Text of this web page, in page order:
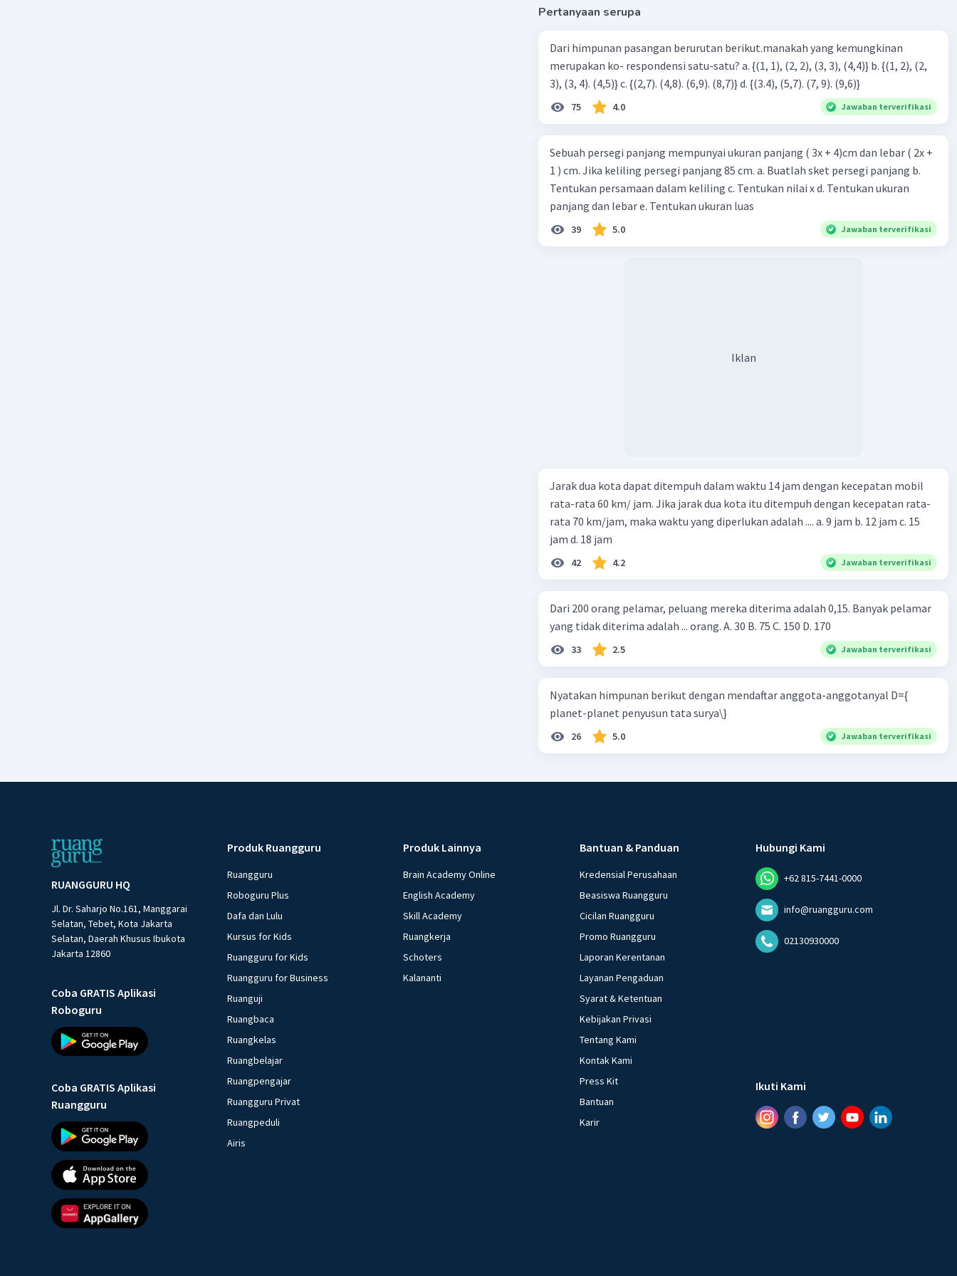
Rata-rata = Total tinggi badan 24 orang / Jumlah orang
Jadi, tinggi badan rata-rata dari 24 orang jika mereka digabungkan
adalah 147,25 cm.
Jawabannya adalah A. 147,25 cm.
Beri Rating Balas
Pertanyaan serupa
Dari himpunan pasangan berurutan berikut.manakah yang kemungkinan
merupakan ko- respondensi satu-satu? a. {(1, 1), (2, 2), (3, 3), (4,4)} b. {(1, 2), (2,
3), (3, 4). (4,5)} c. {(2,7). (4,8). (6,9). (8,7)} d. {(3.4), (5,7). (7, 9). (9,6)}
75 4.0 Jawaban terverifikasi
Sebuah persegi panjang mempunyai ukuran panjang ( 3x + 4)cm dan lebar ( 2x +
1 ) cm. Jika keliling persegi panjang 85 cm. a. Buatlah sket persegi panjang b.
Tentukan persamaan dalam keliling c. Tentukan nilai x d. Tentukan ukuran
panjang dan lebar e. Tentukan ukuran luas
39 5.0 Jawaban terverifikasi
Iklan
Jarak dua kota dapat ditempuh dalam waktu 14 jam dengan kecepatan mobil
rata-rata 60 km/ jam. Jika jarak dua kota itu ditempuh dengan kecepatan rata-
rata 70 km/jam, maka waktu yang diperlukan adalah .... a. 9 jam b. 12 jam c. 15
jam d. 18 jam
42 4.2 Jawaban terverifikasi
Dari 200 orang pelamar, peluang mereka diterima adalah 0,15. Banyak pelamar
yang tidak diterima adalah ... orang. A. 30 B. 75 C. 150 D. 170
33 2.5 Jawaban terverifikasi
Nyatakan himpunan berikut dengan mendaftar anggota-anggotanyal D={
planet-planet penyusun tata surya\}
26 5.0 Jawaban terverifikasi
RUANGGURU HQ
Jl. Dr. Saharjo No.161, Manggarai
Selatan, Tebet, Kota Jakarta
Selatan, Daerah Khusus Ibukota
Jakarta 12860
Coba GRATIS Aplikasi
Roboguru
Coba GRATIS Aplikasi
Ruangguru
Produk Ruangguru
Ruangguru
Roboguru Plus
Dafa dan Lulu
Kursus for Kids
Ruangguru for Kids
Ruangguru for Business
Ruanguji
Ruangbaca
Ruangkelas
Ruangbelajar
Ruangpengajar
Ruangguru Privat
Ruangpeduli
Airis
Produk Lainnya
Brain Academy Online
English Academy
Skill Academy
Ruangkerja
Schoters
Kalananti
Bantuan & Panduan
Kredensial Perusahaan
Beasiswa Ruangguru
Cicilan Ruangguru
Promo Ruangguru
Laporan Kerentanan
Layanan Pengaduan
Syarat & Ketentuan
Kebijakan Privasi
Tentang Kami
Kontak Kami
Press Kit
Bantuan
Karir
Hubungi Kami
+62 815-7441-0000
info@ruangguru.com
02130930000
Ikuti Kami